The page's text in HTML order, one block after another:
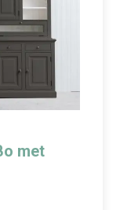
met